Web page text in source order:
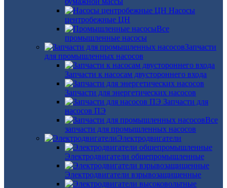
Насосы
центробежные ЦН
Все
промышленные насосы
Запчасти
для промышленных насосов
Запчасти к насосам двустороннего входа
Запчасти для энергетических насосов
Запчасти для
насосов ПЭ
Все
запчасти для промышленных насосов
Электродвигатели
Электродвигатели общепромышленные
Электродвигатели взрывозащищенные